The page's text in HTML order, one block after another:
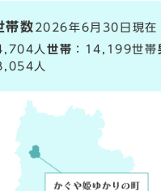
帯数 2026年6月30日現在
人世帯 ：14,199世帯
人